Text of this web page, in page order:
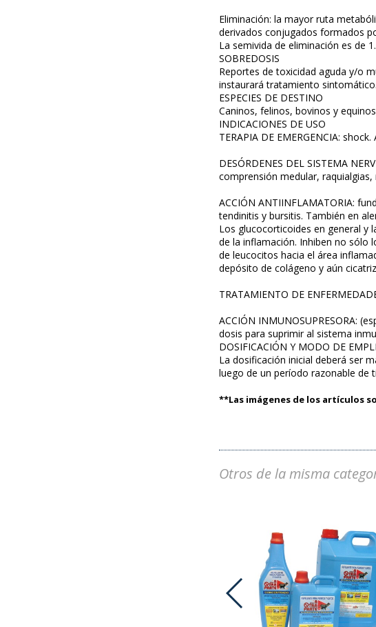
Eliminación: la mayor ruta
derivados conjugados formados
La semivida de eliminación es de
SOBREDOSIS
Reportes de toxicidad aguda y/o
instaurará tratamiento sintomático.
ESPECIES DE DESTINO
Caninos, felinos, bovinos y
INDICACIONES DE USO
TERAPIA DE EMERGENCIA:
DESÓRDENES DEL SISTEMA
comprensión medular,
ACCIÓN ANTIINFLAMATORIA:
tendinitis y bursitis. También en
Los glucocorticoides en general y
de la inflamación. Inhiben no sólo
de leucocitos hacia el área
depósito de colágeno y aún
TRATAMIENTO DE
ACCIÓN INMUNOSUPRESORA:
dosis para suprimir al sistema
DOSIFICACIÓN Y MODO DE
La dosificación inicial deberá ser
luego de un período razonable de
**Las imágenes de los artículos
Otros de la misma